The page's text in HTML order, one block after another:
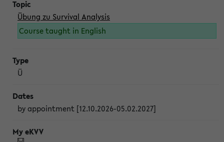
Übung zu Survival Analysis
Course taught in English
Ü
by appointment [12.10.2026-05.02.2027]